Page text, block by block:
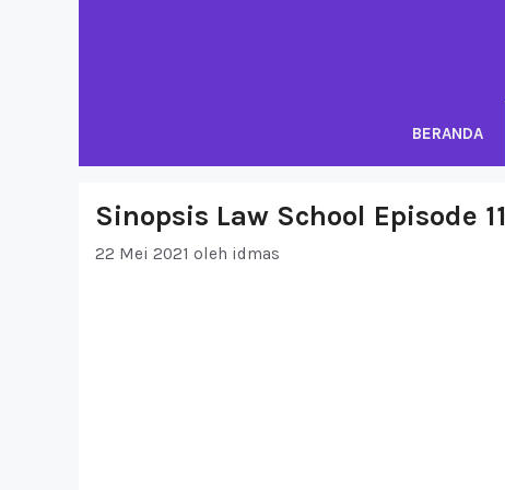
BERANDA
Sinopsis Law School Episode 11
22 Mei 2021 oleh idmas